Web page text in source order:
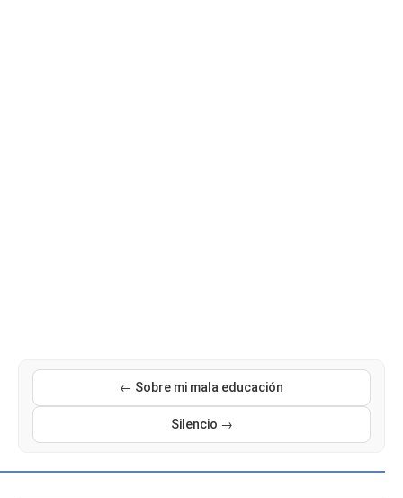
← Sobre mi mala educación
Silencio →